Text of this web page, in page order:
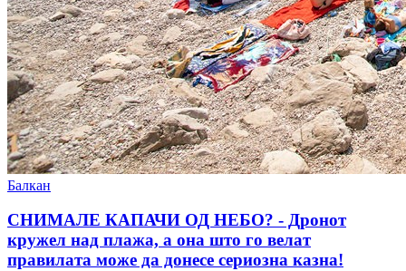
Балкан
СНИМАЛЕ КАПАЧИ ОД НЕБО? - Дронот
кружел над плажа, а она што го велат
правилата може да донесе сериозна казна!